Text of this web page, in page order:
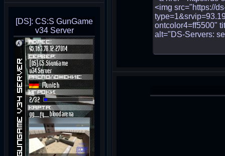
[DS]: CS:S GunGame
v34 Server